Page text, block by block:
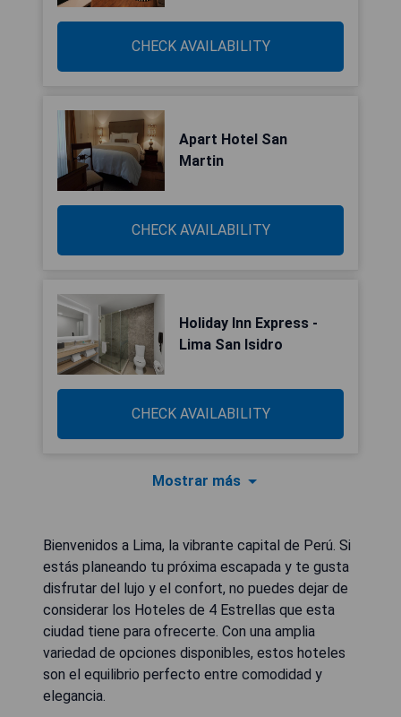
CHECK AVAILABILITY
Apart Hotel San
Martin
CHECK AVAILABILITY
Holiday Inn Express -
Lima San Isidro
CHECK AVAILABILITY
Mostrar más
Bienvenidos a Lima, la vibrante capital de Perú. Si
estás planeando tu próxima escapada y te gusta
disfrutar del lujo y el confort, no puedes dejar de
considerar los Hoteles de 4 Estrellas que esta
ciudad tiene para ofrecerte. Con una amplia
variedad de opciones disponibles, estos hoteles
son el equilibrio perfecto entre comodidad y
elegancia.